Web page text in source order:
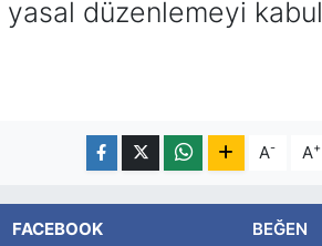
yasal düzenlemeyi kabul
A- A+
FACEBOOK BEĞEN